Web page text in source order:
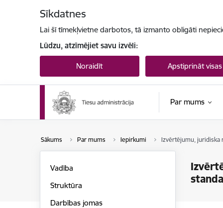
Sīkdatnes
Lai šī tīmekļvietne darbotos, tā izmanto obligāti
Lūdzu, atzīmējiet savu izvēli:
Noraidīt Apstiprināt visas
Par mums
Sākums Par mums Iepirkumi Izvērtējumu, juridiska
Vadība
Struktūra
Darbības jomas